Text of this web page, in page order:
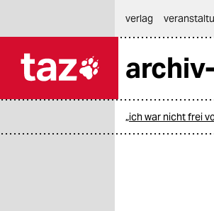
themen
verlag
„ich war nicht frei